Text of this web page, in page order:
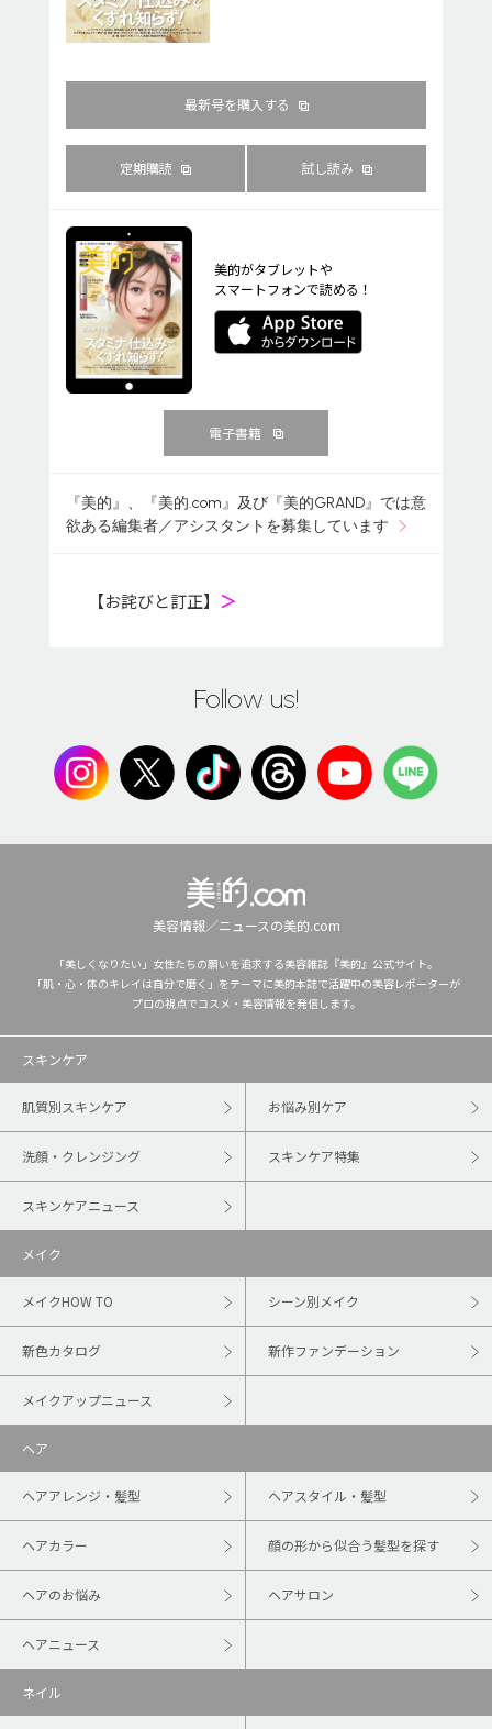
最新号を購入する
定期購読 試し読み
美的がタブレットや
スマートフォンで読める！
電子書籍
『美的』、『美的.com』及び『美的GRAND』では意
欲ある編集者／アシスタントを募集しています
【お詫びと訂正】 ＞
Follow us!
美容情報／ニュースの美的.com
「美しくなりたい」女性たちの願いを追求する美容雑誌『美的』公式サイト。
「肌・心・体のキレイは自分で磨く」をテーマに美的本誌で活躍中の美容レポーターが
プロの視点でコスメ・美容情報を発信します。
スキンケア
肌質別スキンケア お悩み別ケア
洗顔・クレンジング スキンケア特集
スキンケアニュース
メイク
メイクHOW TO シーン別メイク
新色カタログ 新作ファンデーション
メイクアップニュース
ヘア
ヘアアレンジ・髪型 ヘアスタイル・髪型
ヘアカラー 顔の形から似合う髪型を探す
ヘアのお悩み ヘアサロン
ヘアニュース
ネイル